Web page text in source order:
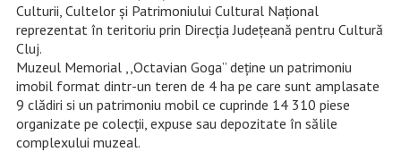
Culturii, Cultelor şi Patrimoniului Cultural Naţional
reprezentat în teritoriu prin Direcţia Judeţeană pentru Cultură
Cluj.
Muzeul Memorial ,,Octavian Goga” deţine un patrimoniu
imobil format dintr-un teren de 4 ha pe care sunt amplasate
9 clădiri si un patrimoniu mobil ce cuprinde 14 310 piese
organizate pe colecţii, expuse sau depozitate în sălile
complexului muzeal.